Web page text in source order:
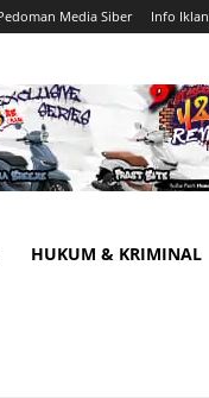
Media Siber Info Iklan
HUKUM & KRIMINAL